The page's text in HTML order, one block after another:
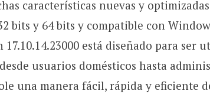
características nuevas y
bits y 64 bits y compatible con
está diseñado para ser
usuarios domésticos hasta
una manera fácil, rápida y eficiente